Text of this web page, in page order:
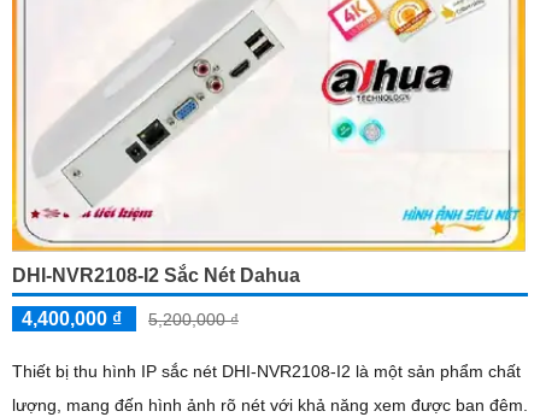
DHI-NVR2108-I2 Sắc Nét Dahua
4,400,000 ₫ 5,200,000 ₫
Thiết bị thu hình IP sắc nét DHI-NVR2108-I2 là một sản phẩm chất
lượng, mang đến hình ảnh rõ nét với khả năng xem được ban đêm.